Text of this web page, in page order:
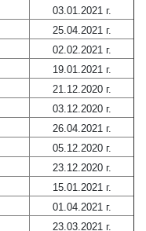
03.01.2021 г.
25.04.2021 г.
02.02.2021 г.
19.01.2021 г.
21.12.2020 г.
03.12.2020 г.
26.04.2021 г.
05.12.2020 г.
23.12.2020 г.
15.01.2021 г.
01.04.2021 г.
23.03.2021 г.